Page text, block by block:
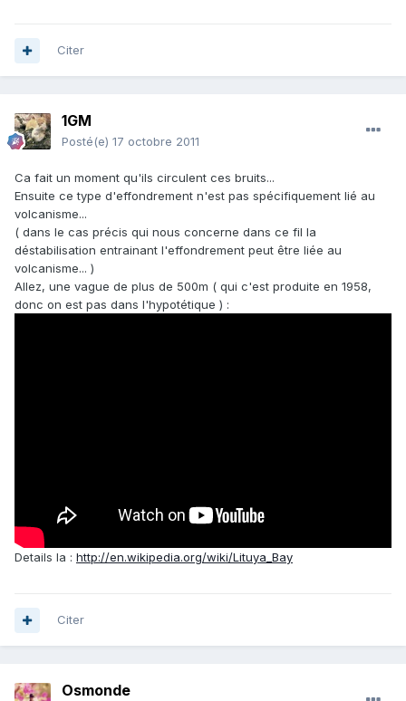
Citer
1GM
Posté(e) 17 octobre 2011
Ca fait un moment qu'ils circulent ces bruits...
Ensuite ce type d'effondrement n'est pas spécifiquement lié au
volcanisme...
( dans le cas précis qui nous concerne dans ce fil la
déstabilisation entrainant l'effondrement peut être liée au
volcanisme... )
Allez, une vague de plus de 500m ( qui c'est produite en 1958,
donc on est pas dans l'hypotétique ) :
Details la : http://en.wikipedia.org/wiki/Lituya_Bay
Citer
Osmonde